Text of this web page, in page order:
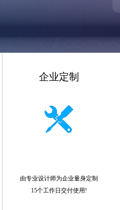
企业定制
由专业设计师为企业量身定制
15个工作日交付使用!